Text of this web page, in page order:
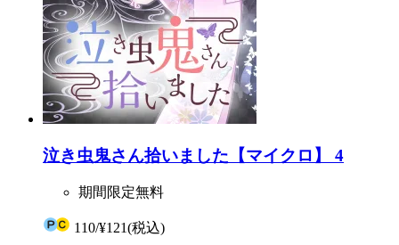
泣き虫鬼さん拾いました【マイクロ】 4
期間限定無料
110/¥121(税込)